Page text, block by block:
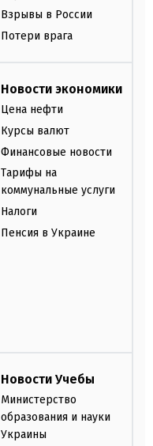
Взрывы в России
Потери врага
Новости экономики
Цена нефти
Курсы валют
Финансовые новости
Тарифы на
коммунальные услуги
Налоги
Пенсия в Украине
Новости Учебы
Министерство
образования и науки
Украины